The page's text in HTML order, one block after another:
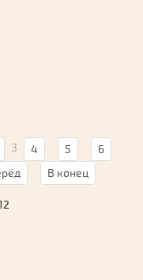
3 4 5
6
В конец